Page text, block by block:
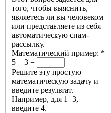
того, чтобы выяснить,
являетесь ли вы человеком
или представляете из себя
автоматическую спам-
рассылку.
Математический пример: *
5 + 3 =
Решите эту простую
математическую задачу и
введите результат.
Например, для 1+3,
введите 4.